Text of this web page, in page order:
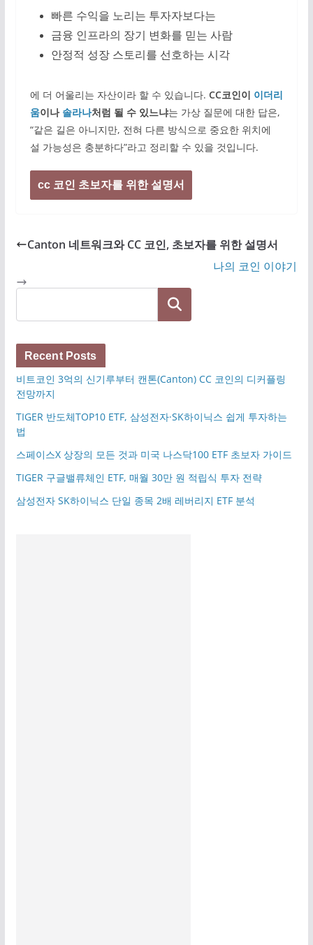
빠른 수익을 노리는 투자자보다는
금융 인프라의 장기 변화를 믿는 사람
안정적 성장 스토리를 선호하는 시각
에 더 어울리는 자산이라 할 수 있습니다. CC코인이 이더리
움이나 솔라나처럼 될 수 있느냐는 가상 질문에 대한 답은,
“같은 길은 아니지만, 전혀 다른 방식으로 중요한 위치에
설 가능성은 충분하다”라고 정리할 수 있을 것입니다.
cc 코인 초보자를 위한 설명서
Canton 네트워크와 CC 코인, 초보자를 위한 설명서
나의 코인 이야기
검색
Recent Posts
비트코인 3억의 신기루부터 캔톤(Canton) CC 코인의 디커플링
전망까지
TIGER 반도체TOP10 ETF, 삼성전자·SK하이닉스 쉽게 투자하는
법
스페이스X 상장의 모든 것과 미국 나스닥100 ETF 초보자 가이드
TIGER 구글밸류체인 ETF, 매월 30만 원 적립식 투자 전략
삼성전자 SK하이닉스 단일 종목 2배 레버리지 ETF 분석